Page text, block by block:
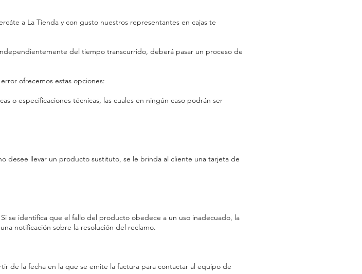
a La Tienda y con gusto nuestros representantes en cajas te
del tiempo transcurrido, deberá pasar un proceso de
ofrecemos estas opciones:
o especificaciones técnicas, las cuales en ningún caso podrán ser
desee llevar un producto sustituto, se le brinda al cliente una tarjeta de
se identifica que el fallo del producto obedece a un uso inadecuado, la
notificación sobre la resolución del reclamo.
de la fecha en la que se emite la factura para contactar al equipo de